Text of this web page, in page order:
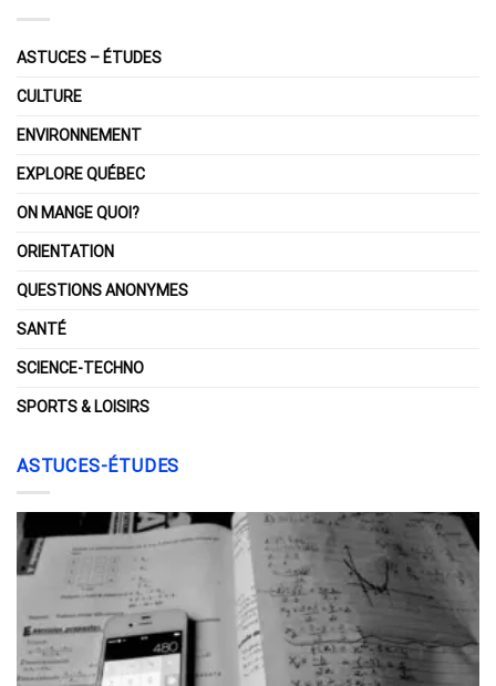
ASTUCES – ÉTUDES
CULTURE
ENVIRONNEMENT
EXPLORE QUÉBEC
ON MANGE QUOI?
ORIENTATION
QUESTIONS ANONYMES
SANTÉ
SCIENCE-TECHNO
SPORTS & LOISIRS
ASTUCES-ÉTUDES